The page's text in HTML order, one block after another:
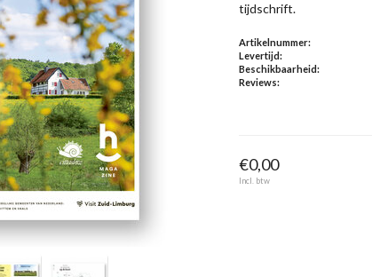
tijdschrift.
Artikelnummer:
Levertijd:
Beschikbaarheid:
Reviews:
€0,00
Incl. btw